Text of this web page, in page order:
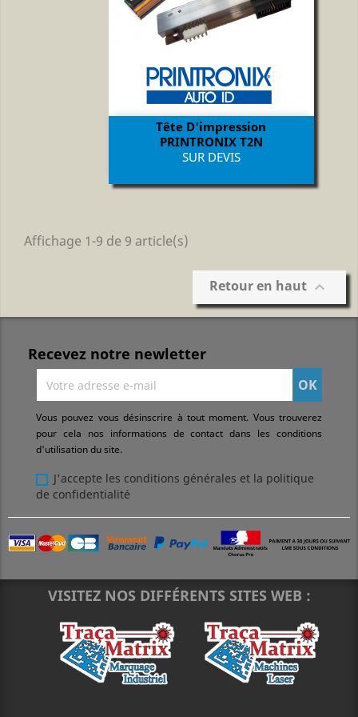
Tête D'impression
PRINTRONIX T2N
Prix
SUR DEVIS
Affichage 1-9 de 9 article(s)
Retour en haut 
Recevez notre newletter
Vous pouvez vous désinscrire à tout moment. Vous trouverez
pour cela nos informations de contact dans les conditions
d'utilisation du site.
J'accepte les conditions générales et la politique
de confidentialité
VISITEZ NOS DIFFÉRENTS SITES WEB :